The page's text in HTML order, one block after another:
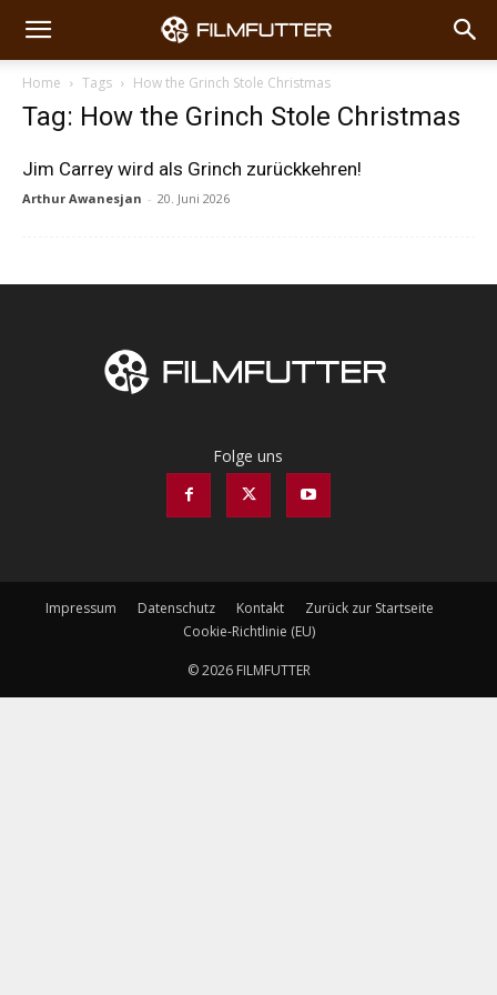
Home Tags How the Grinch Stole Christmas
Tag: How the Grinch Stole Christmas
Jim Carrey wird als Grinch zurückkehren!
Arthur Awanesjan - 20. Juni 2026
Folge uns
Impressum Datenschutz Kontakt
Zurück zur Startseite
Cookie-Richtlinie (EU)
© 2026 FILMFUTTER